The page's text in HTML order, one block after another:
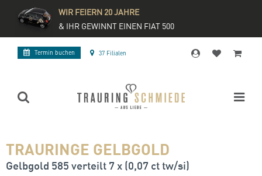
WIR FEIERN 20 JAHRE
& IHR GEWINNT EINEN FIAT 500
Termin buchen 37 Filialen
TRAURINGE GELBGOLD
Gelbgold 585 verteilt 7 x (0,07 ct tw/si)